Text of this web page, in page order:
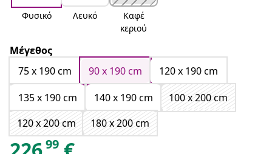
Φυσικό Λευκό
Καφέ
κεριού
Μέγεθος
75 x 190 cm
90 x 190 cm
120 x 190 cm
135 x 190 cm
140 x 190 cm
100 x 200 cm
120 x 200 cm
180 x 200 cm
99